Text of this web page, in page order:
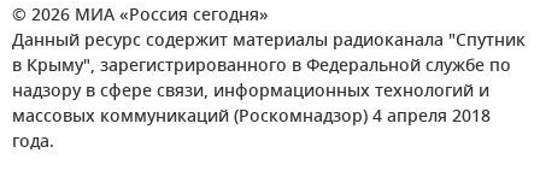
© 2026 МИА «Россия сегодня»
Данный ресурс содержит материалы радиоканала "Спутник
в Крыму", зарегистрированного в Федеральной службе по
надзору в сфере связи, информационных технологий и
массовых коммуникаций (Роскомнадзор) 4 апреля 2018
года.